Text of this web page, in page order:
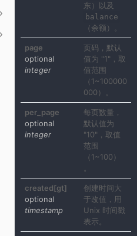
东）以及
balance
（余额）。
page
optional
integer
页码，默认
值为 "1"，取
值范围
（1~100000
000）。
per_page
optional
integer
每页数量，
默认值为
"10"，取值
范围
（1~100）
created[gt]
optional
timestamp
创建时间大
于改值，用
Unix 时间戳
表示。